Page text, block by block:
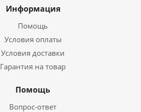
Информация
Помощь
Условия оплаты
Условия доставки
Гарантия на товар
Помощь
Вопрос-ответ